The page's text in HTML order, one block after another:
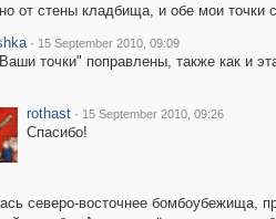
от стены кладбища, и обе мои точки
· 15 September 2010, 09:09
точки" поправлены, также как и
rothast · 15 September 2010, 09:26
Спасибо!
северо-восточнее